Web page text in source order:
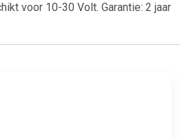
voor 10-30 Volt. Garantie: 2 jaar